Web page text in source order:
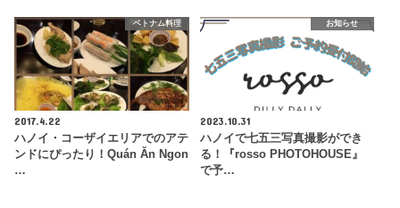
ベトナム料理
2017.4.22
ハノイ・コーザイエリアでのアテ
ンドにぴったり！Quán Ăn Ngon
…
お知らせ
2023.10.31
ハノイで七五三写真撮影ができ
る！『rosso PHOTOHOUSE』
で予…